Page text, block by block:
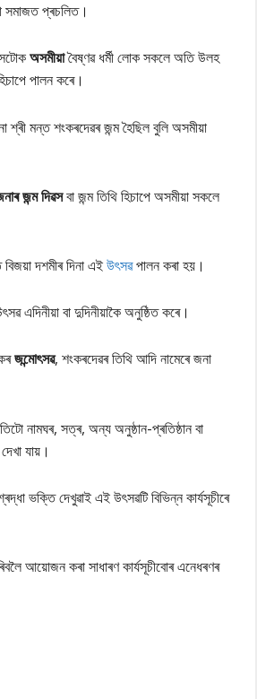
সমাজত প্ৰচলিত।
অসমীয়াবৈষ্ণৱ ধৰ্মী লোক সকলে অতি উলহ
পালন কৰে।
শ্ৰী মন্ত শংকৰদেৱৰ জন্ম হৈছিল বুলি অসমীয়া
জন্ম দিৱসবা জন্ম তিথি হিচাপে অসমীয়া সকলে
দশমীৰ দিনা এইউৎসৱপালন কৰা হয়।
এদিনীয়া বা দুদিনীয়াকৈ অনুষ্ঠিত কৰে।
জন্মোৎসৱ, শংকৰদেৱৰ তিথি আদি নামেৰে জনা
নামঘৰ, সত্ৰ, অন্য অনুষ্ঠান-প্ৰতিষ্ঠান বা
যায়।
ভক্তি দেখুৱাই এই উৎসৱটি বিভিন্ন কাৰ্যসূচীৰে
আয়োজন কৰা সাধাৰণ কাৰ্যসূচীবোৰ এনেধৰণৰ